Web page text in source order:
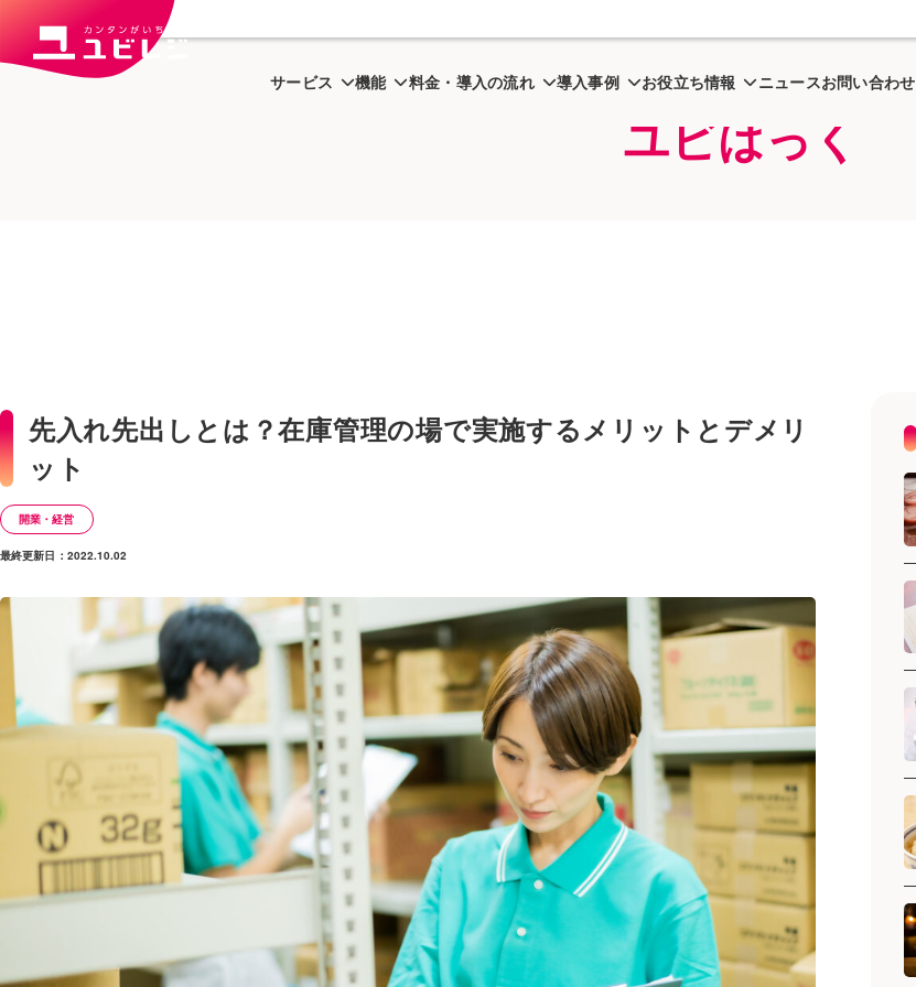
サービス 機能 料金・導入の流れ 導入事例 お役立ち情報 ニュースお問い合わせ
トップ ユビはっく 先入れ先出しとは？在庫管理の場で実施するメリットとデメリット
ユビはっく
先入れ先出しとは？在庫管理の場で実施するメリットとデメリ
ット
開業・経営
最終更新日：2022.10.02